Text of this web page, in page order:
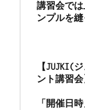
講習会で
ンプルを縫
【JUJKI(
ント講習会
「開催日